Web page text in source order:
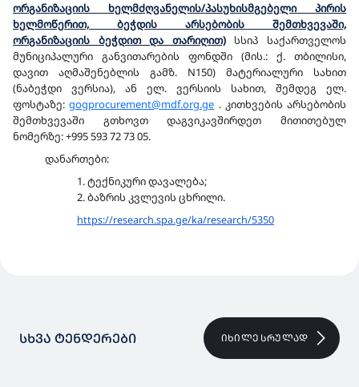
ორგანიზაციის ხელმძღვანელის/პასუხისმგებელი პირის
ხელმოწერით, ბეჭდის არსებობის შემთხვევაში,
ორგანიზაციის ბეჭდით და თარიღით)სსიპ საქართველოს
მუნიციპალური განვითარების ფონდში (მის.: ქ. თბილისი,
დავით აღმაშენებლის გამზ. N150) მატერიალური სახით
(ნაბეჭდი ვერსია), ან ელ. ვერსიის სახით, შემდეგ ელ.
ფოსტაზე:gogprocurement@mdf.org.ge . კითხვების არსებობის
შემთხვევაში გთხოვთ დაგვიკავშირდეთ მითითებულ
ნომერზე: +995 593 72 73 05.
დანართები:
1. ტექნიკური დავალება;
2. ბაზრის კვლევის ცხრილი.
https://research.spa.ge/ka/research/5350
ᲡᲮᲕᲐ ᲢᲔᲜᲓᲔᲠᲔᲑᲘ ᲘᲮᲘᲚᲔ ᲡᲠᲣᲚᲐᲓ